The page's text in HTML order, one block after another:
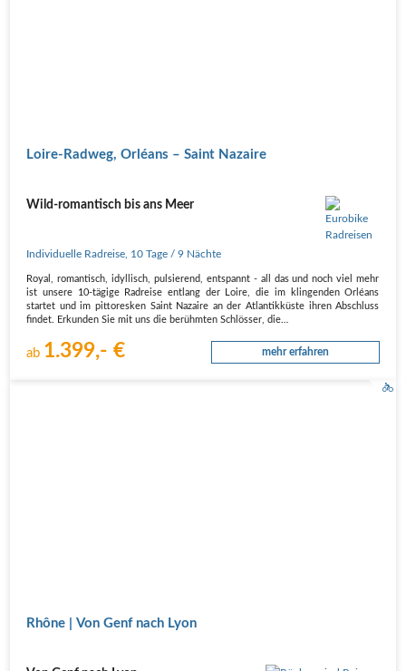
Loire-Radweg, Orléans – Saint Nazaire
Wild-romantisch bis ans Meer
Individuelle Radreise 10 Tage / 9 Nächte
Royal, romantisch, idyllisch, pulsierend, entspannt - all das und noch viel mehr
ist unsere 10-tägige Radreise entlang der Loire, die im klingenden Orléans
startet und im pittoresken Saint Nazaire an der Atlantikküste ihren Abschluss
findet. Erkunden Sie mit uns die berühmten Schlösser, die…
ab 1.399,- € mehr erfahren
Rhône | Von Genf nach Lyon